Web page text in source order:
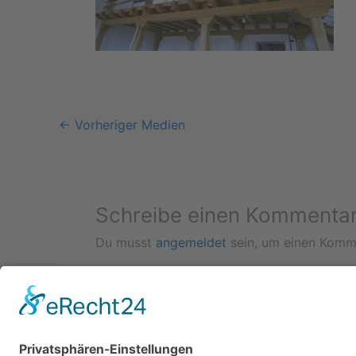
← Vorheriger Medien
Schreibe einen
Du musst angemeldet sein, um einen